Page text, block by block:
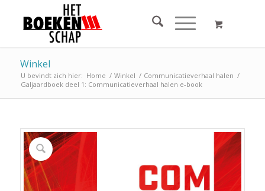
Winkel
U bevindt zich hier: Home / Winkel / Communicatieverhaal halen /
Galjaardboek deel 1: Communicatieverhaal halen e-book